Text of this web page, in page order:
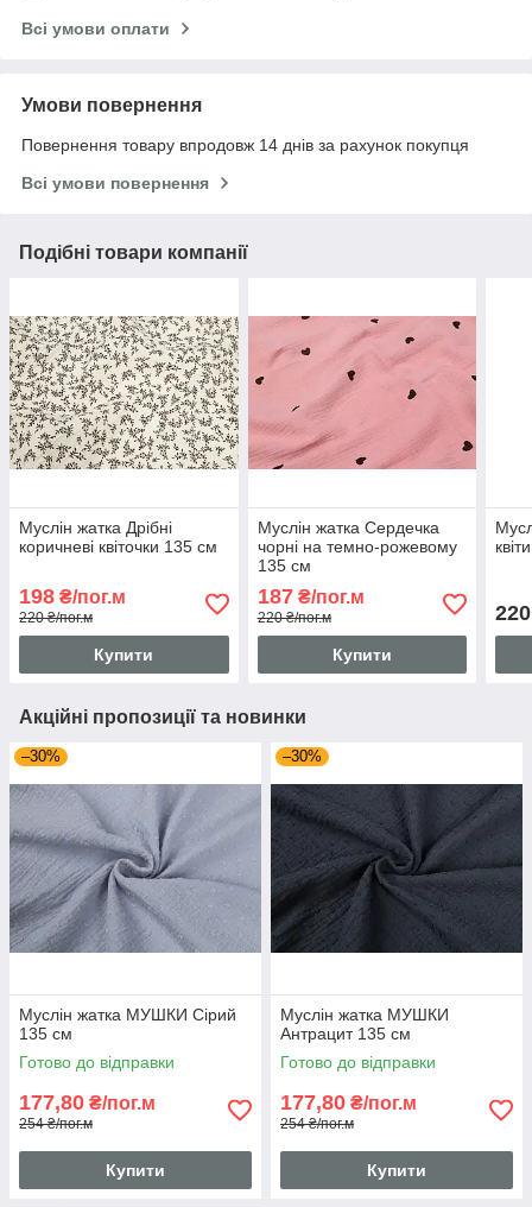
Всі умови оплати
Умови повернення
Повернення товару впродовж 14 днів за рахунок покупця
Всі умови повернення
Подібні товари компанії
Муслін жатка Дрібні
коричневі квіточки 135 см
198 ₴/пог.м
220 ₴/пог.м
Купити
Муслін жатка Сердечка
чорні на темно-рожевому
135 см
187₴/пог.м
220 ₴/пог.м
Купити
220
Акційні пропозиції та новинки
–30%
Муслін жатка МУШКИ Сірий
135 см
Готово до відправки
177,80 ₴/пог.м
254 ₴/пог.м
Купити
–30%
Муслін жатка МУШКИ
Антрацит 135 см
Готово до відправки
177,80 ₴/пог.м
254 ₴/пог.м
Купити